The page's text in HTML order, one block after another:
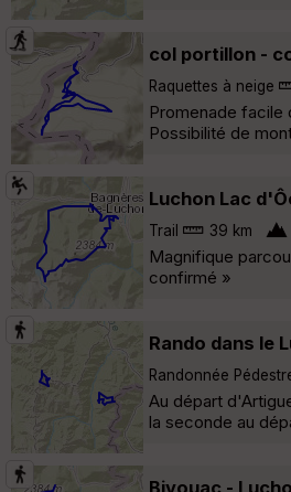
col portillon -
Raquettes à neige
Promenade facile
Possibilité de
Luchon Lac
Trail 39 km
Magnifique
confirmé »
Rando dans le
Randonnée
Au départ
la seconde au
Bivouac -